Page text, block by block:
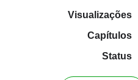
Visualizações
Capítulos
Status